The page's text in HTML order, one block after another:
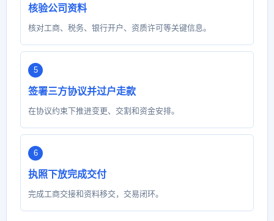
核验公司资料
核对工商、税务、银行开户、资质许可等关键信息。
签署三方协议并过户走款
在协议约束下推进变更、交割和资金安排。
执照下放完成交付
完成工商交接和资料移交，交易闭环。